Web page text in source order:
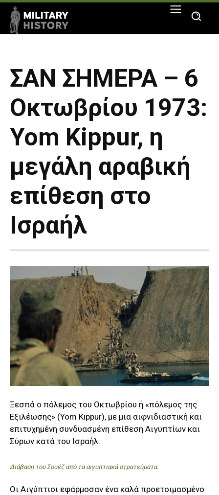
ΣΑΝ ΣΗΜΕΡΑ – 6
Οκτωβρίου 1973:
Yom Kippur, η
μεγάλη αραβική
επίθεση στο
Ισραήλ
Ξεσπά ο πόλεμος του Οκτωβρίου ή «πόλεμος της
Εξιλέωσης» (Yom Kippur), με μια αιφνιδιαστική και
επιτυχημένη συνδυασμένη επίθεση Αιγυπτίων και
Σύρων κατά του Ισραήλ.
Διάβαση του Σουέζ από τα αιγυπτιακά στρατεύματα.
Οι Αιγύπτιοι εφάρμοσαν ένα καλά προετοιμασμένο